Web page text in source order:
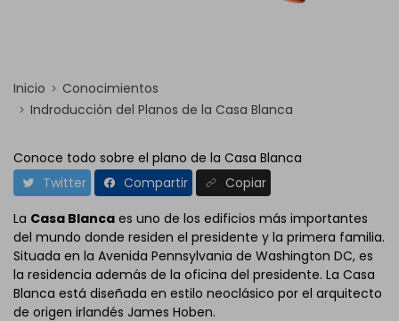
Inicio
Conocimientos
Indroducción del Planos de la Casa Blanca
Conoce todo sobre el plano de la Casa Blanca
Twitter
Compartir Copiar
La Casa Blanca es uno de los edificios más importantes
del mundo donde residen el presidente y la primera familia.
Situada en la Avenida Pennsylvania de Washington DC, es
la residencia además de la oficina del presidente. La Casa
Blanca está diseñada en estilo neoclásico por el arquitecto
de origen irlandés James Hoben.